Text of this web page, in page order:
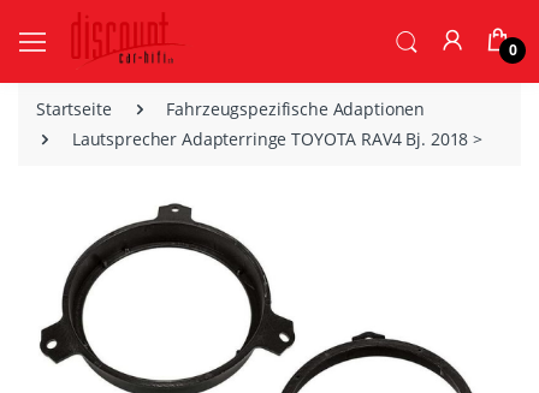
0
Startseite
Fahrzeugspezifische Adaptionen
Lautsprecher Adapterringe TOYOTA RAV4 Bj. 2018 >